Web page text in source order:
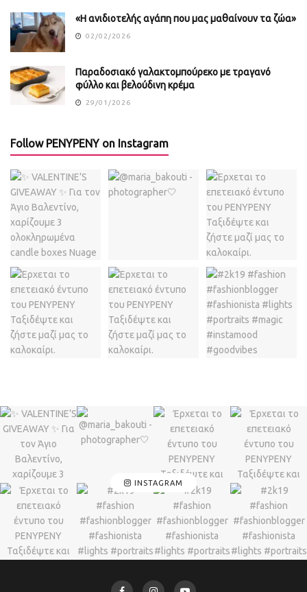
«Η ανιδιοτελής αγάπη που μας μαθαίνουν τα ζώα»
02/02/2026
Παραδοσιακό γαλακτομπούρεκο με τραγανό
φύλλο και βελούδινη κρέμα
29/01/2026
Follow PENYPENY on Instagram
INSTAGRAM